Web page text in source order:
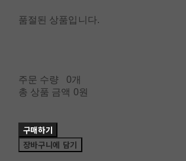
품절된 상품입니다.
주문 수량
0개
총 상품 금액 0원
구매하기
장바구니에 담기